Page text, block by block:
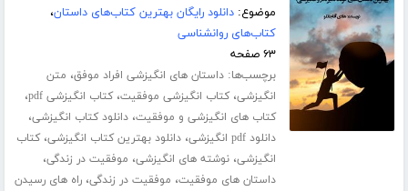
موضوع:دانلود رایگان بهترین کتاب‌های داستان،
کتاب‌های روانشناسی
۶۳ صفحه
برچسب‌ها:داستان های انگیزشی افراد موفق، متن
انگیزشی،کتاب انگیزشی موفقیت،کتاب انگیزشی pdf ،
کتاب های انگیزشی و موفقیت،دانلود کتاب انگیزشی،
دانلود pdf انگیزشی ،دانلود بهترین کتاب انگیزشی،کتاب
انگیزشی،نوشته های انگیزشی، موفقیت در زندگی،
داستان های موفقیت، موفقیت در زندگی،راه های رسیدن